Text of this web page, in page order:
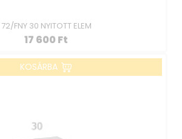
72/FNY 30 NYITOTT ELEM
17 600 Ft
KOSÁRBA